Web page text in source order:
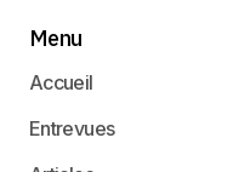
Menu
Accueil
Entrevues